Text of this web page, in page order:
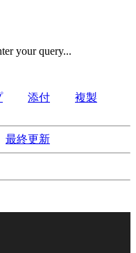
your query...
添付
複製
最終更新